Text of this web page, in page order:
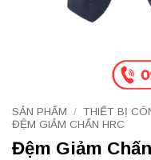
SẢN PHẨM / THIẾT BỊ
ĐỆM GIẢM CHẤN HRC
Đệm Giảm